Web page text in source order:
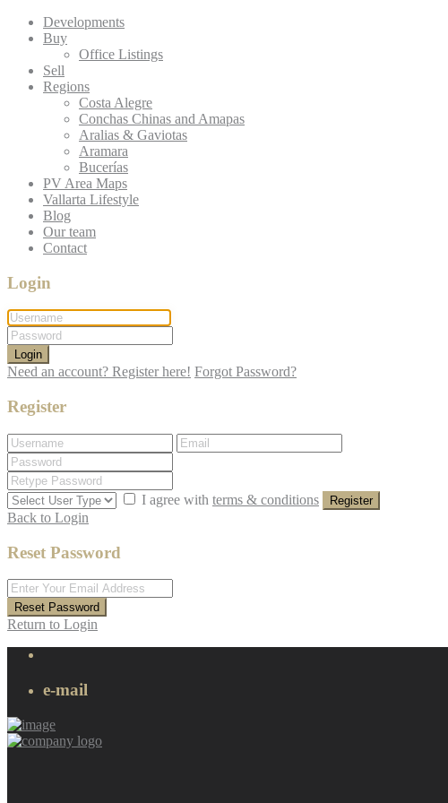
Developments
Buy
Office Listings
Sell
Regions
Costa Alegre
Conchas Chinas and Amapas
Aralias & Gaviotas
Aramara
Bucerías
PV Area Maps
Vallarta Lifestyle
Blog
Our team
Contact
Login
Login
Need an account? Register here! Forgot Password?
Register
I agree with terms & conditions Register
Back to Login
Reset Password
Reset Password
Return to Login
e-mail